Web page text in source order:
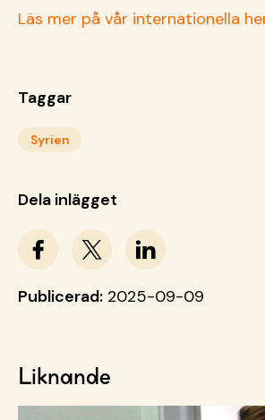
Läs mer på vår internationella
Taggar
Syrien
Dela inlägget
Publicerad: 2025-09-09
Liknande